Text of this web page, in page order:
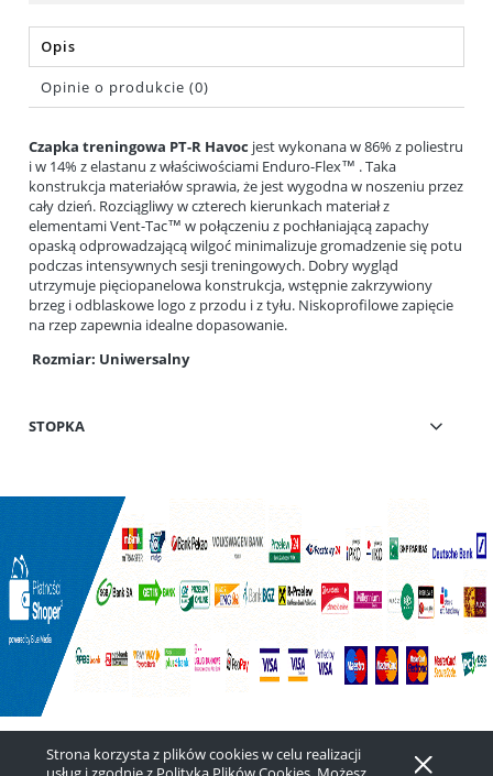
Strona korzysta z plików cookies w celu realizacji
Opis
Opinie o produkcie (0)
Czapka treningowa PT-R Havoc jest wykonana w 86% z poliestru
i w 14% z elastanu z właściwościami Enduro-Flex™ . Taka
konstrukcja materiałów sprawia, że jest wygodna w noszeniu przez
cały dzień. Rozciągliwy w czterech kierunkach materiał z
elementami Vent-Tac™ w połączeniu z pochłaniającą zapachy
opaską odprowadzającą wilgoć minimalizuje gromadzenie się potu
podczas intensywnych sesji treningowych. Dobry wygląd
utrzymuje pięciopanelowa konstrukcja, wstępnie zakrzywiony
brzeg i odblaskowe logo z przodu i z tyłu. Niskoprofilowe zapięcie
na rzep zapewnia idealne dopasowanie.
Rozmiar: Uniwersalny
STOPKA
Pokaż pełną wersję strony